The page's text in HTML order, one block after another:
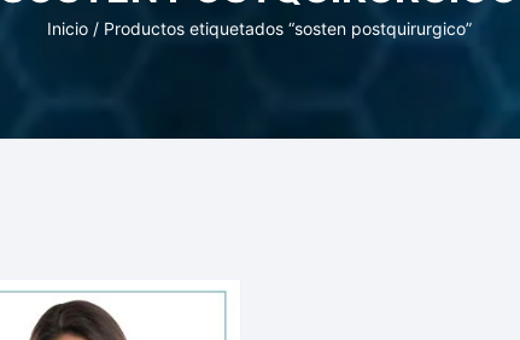
Inicio / Productos etiquetados “sosten postquirurgico”